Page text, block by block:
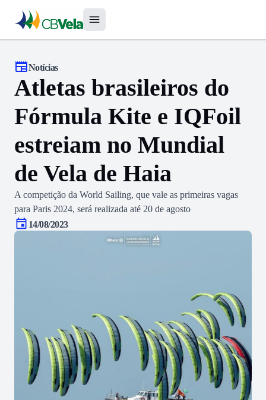
Notícias
Atletas brasileiros do
Fórmula Kite e IQFoil
estreiam no Mundial
de Vela de Haia
A competição da World Sailing, que vale as primeiras vagas
para Paris 2024, será realizada até 20 de agosto
14/08/2023